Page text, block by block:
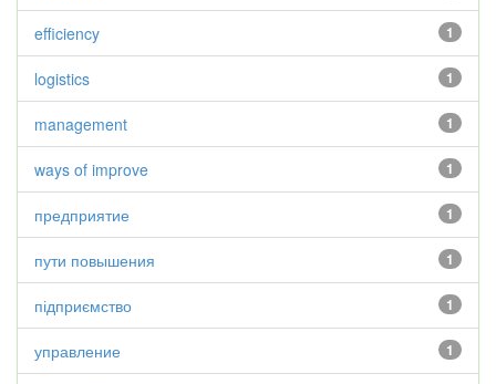
1
efficiency
1
logistics
1
management
1
ways of improve
1
предприятие
1
пути повышения
1
підприємство
1
управление